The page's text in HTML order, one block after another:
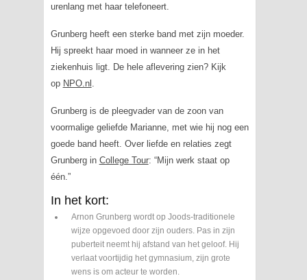
urenlang met haar telefoneert.
Grunberg heeft een sterke band met zijn moeder.
Hij spreekt haar moed in wanneer ze in het
ziekenhuis ligt. De hele aflevering zien? Kijk
op NPO.nl .
Grunberg is de pleegvader van de zoon van
voormalige geliefde Marianne, met wie hij nog een
goede band heeft. Over liefde en relaties zegt
Grunberg in College Tour: “Mijn werk staat op
één.”
In het kort:
Arnon Grunberg wordt op Joods-traditionele
wijze opgevoed door zijn ouders. Pas in zijn
puberteit neemt hij afstand van het geloof. Hij
verlaat voortijdig het gymnasium, zijn grote
wens is om acteur te worden.